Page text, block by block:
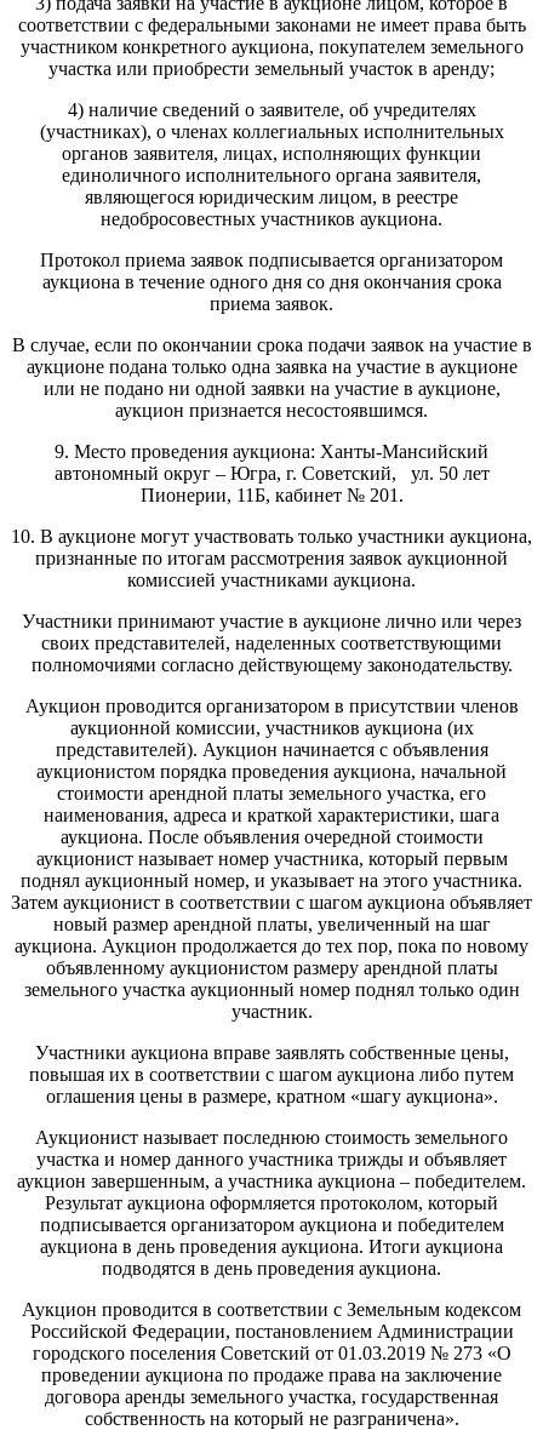
соответствии с федеральными законами не имеет права быть
участником конкретного аукциона, покупателем земельного
участка или приобрести земельный участок в аренду;
4) наличие сведений о заявителе, об учредителях
(участниках), о членах коллегиальных исполнительных
органов заявителя, лицах, исполняющих функции
единоличного исполнительного органа заявителя,
являющегося юридическим лицом, в реестре
недобросовестных участников аукциона.
Протокол приема заявок подписывается организатором
аукциона в течение одного дня со дня окончания срока
приема заявок.
В случае, если по окончании срока подачи заявок на участие в
аукционе подана только одна заявка на участие в аукционе
или не подано ни одной заявки на участие в аукционе,
аукцион признается несостоявшимся.
9. Место проведения аукциона: Ханты-Мансийский
автономный округ – Югра, г. Советский, ул. 50 лет
Пионерии, 11Б, кабинет № 201.
10. В аукционе могут участвовать только участники аукциона,
признанные по итогам рассмотрения заявок аукционной
комиссией участниками аукциона.
Участники принимают участие в аукционе лично или через
своих представителей, наделенных соответствующими
полномочиями согласно действующему законодательству.
Аукцион проводится организатором в присутствии членов
аукционной комиссии, участников аукциона (их
представителей). Аукцион начинается с объявления
аукционистом порядка проведения аукциона, начальной
стоимости арендной платы земельного участка, его
наименования, адреса и краткой характеристики, шага
аукциона. После объявления очередной стоимости
аукционист называет номер участника, который первым
поднял аукционный номер, и указывает на этого участника.
Затем аукционист в соответствии с шагом аукциона объявляет
новый размер арендной платы, увеличенный на шаг
аукциона. Аукцион продолжается до тех пор, пока по новому
объявленному аукционистом размеру арендной платы
земельного участка аукционный номер поднял только один
участник.
Участники аукциона вправе заявлять собственные цены,
повышая их в соответствии с шагом аукциона либо путем
оглашения цены в размере, кратном «шагу аукциона».
Аукционист называет последнюю стоимость земельного
участка и номер данного участника трижды и объявляет
аукцион завершенным, а участника аукциона – победителем.
Результат аукциона оформляется протоколом, который
подписывается организатором аукциона и победителем
аукциона в день проведения аукциона. Итоги аукциона
подводятся в день проведения аукциона.
Аукцион проводится в соответствии с Земельным кодексом
Российской Федерации, постановлением Администрации
городского поселения Советский от 01.03.2019 № 273 «О
проведении аукциона по продаже права на заключение
договора аренды земельного участка, государственная
собственность на который не разграничена».